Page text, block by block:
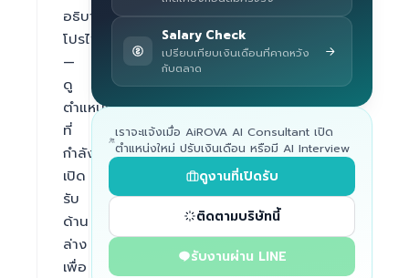
อธิบาย
โปรไฟล์
—
ดู
ตำแหน่ง
ที่
กำลัง
เปิด
รับ
ด้าน
ล่าง
เพื่อ
Salary Check
เปรียบเทียบเงินเดือนที่คาดหวัง
กับตลาด
เราจะแจ้งเมื่อ AiROVA AI Consultant เปิด
ตำแหน่งใหม่ ปรับเงินเดือน หรือมี AI Interview
ดูงานที่เปิดรับ
ติดตามบริษัทนี้
รับงานผ่าน LINE